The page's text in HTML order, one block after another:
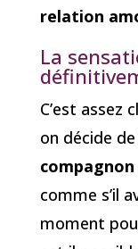
relation
La
C’est assez
on décide
compagnon
comme s’il
moment